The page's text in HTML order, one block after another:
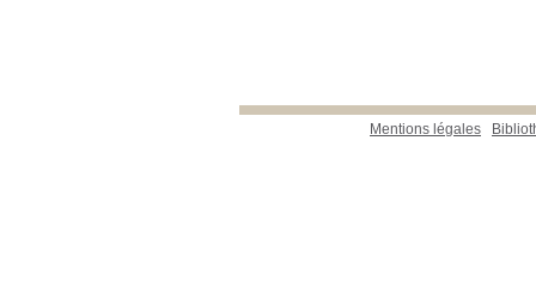
Mentions légales